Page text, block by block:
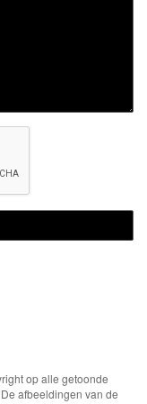
op alle getoonde
afbeeldingen van de